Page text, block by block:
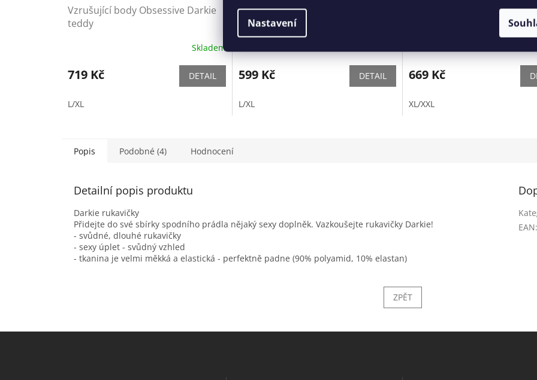
Nastavení
Vzrušující body Obsessive Darkie
teddy
Skladem
719 Kč DETAIL
L/XL
Svůdný podvazkový pás Darkie
garter belt - Obsessive
599 Kč DETAIL
L/XL
Elegantní postroj A759
669 Kč
XL/XXL
Popis Podobné (4) Hodnocení
Detailní popis produktu
Darkie rukavičky
Přidejte do své sbírky spodního prádla nějaký sexy doplněk. Vazkoušejte rukavičky Darkie!
- svůdné, dlouhé rukavičky
- sexy úplet - svůdný vzhled
- tkanina je velmi měkká a elastická - perfektně padne (90% polyamid, 10% elastan)
EAN:
ZPĚT
Z